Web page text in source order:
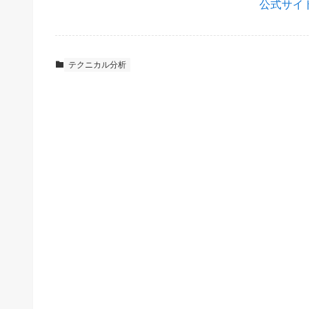
公式サイ
テクニカル分析